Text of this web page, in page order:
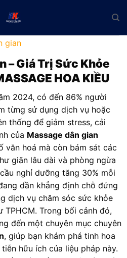
gian
– Giá Trị Sức Khỏe
HOA KIỀU
2024, có đến 86% người
từng sử dụng dịch vụ hoặc
thống để giảm stress, cải
của Massage dân gian
văn hoá mà còn bám sát các
giãn lâu dài và phòng ngừa
nghỉ dưỡng tăng 30% mỗi
dần khẳng định chỗ đứng
dịch vụ chăm sóc sức khỏe
TPHCM. Trong bối cảnh đó,
đến một chuyên mục chuyên
, giúp bạn khám phá tinh hoa
hữu ích của liệu pháp này.